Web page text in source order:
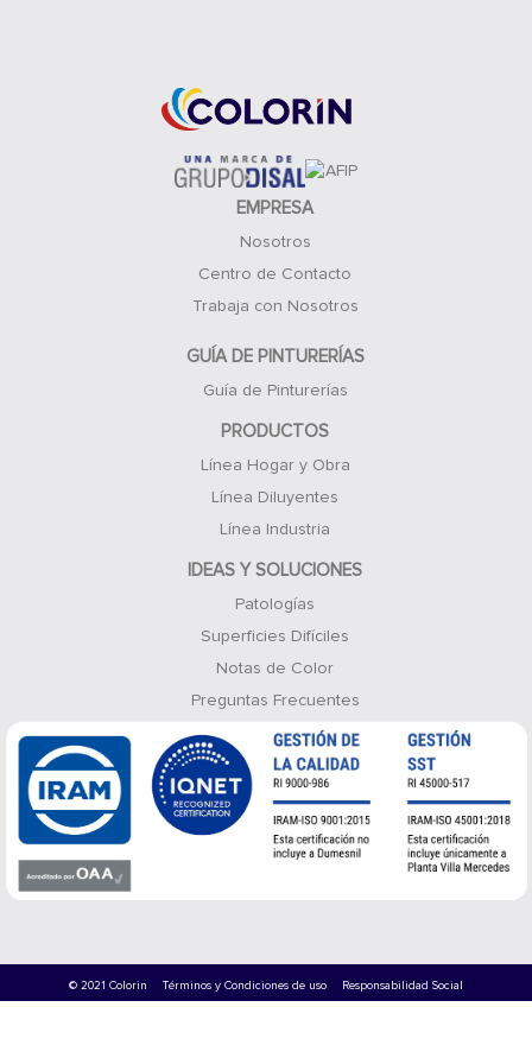
EMPRESA
Nosotros
Centro de Contacto
Trabaja con Nosotros
GUÍA DE PINTURERÍAS
Guía de Pinturerías
PRODUCTOS
Línea Hogar y Obra
Línea Diluyentes
Línea Industria
IDEAS Y SOLUCIONES
Patologías
Superficies Difíciles
Notas de Color
Preguntas Frecuentes
© 2021 Colorin Términos y Condiciones de uso Responsabilidad Social